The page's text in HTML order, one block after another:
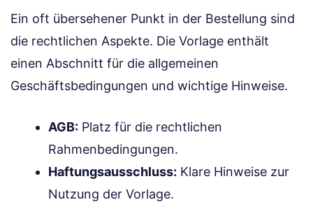
Ein oft übersehener Punkt in der Bestellung sind
die rechtlichen Aspekte. Die Vorlage enthält
einen Abschnitt für die allgemeinen
Geschäftsbedingungen und wichtige Hinweise.
AGB: Platz für die rechtlichen
Rahmenbedingungen.
Haftungsausschluss: Klare Hinweise zur
Nutzung der Vorlage.